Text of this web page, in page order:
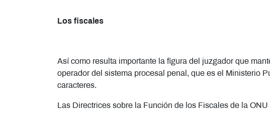
Los fiscales
Así como resulta importante la figura del juzgador que
operador del sistema procesal penal, que es el Ministerio
caracteres.
Las Directrices sobre la Función de los Fiscales de la